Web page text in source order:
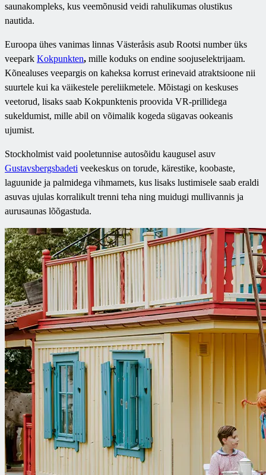
saunakompleks, kus veemõnusid veidi rahulikumas olustikus
nautida.
Euroopa ühes vanimas linnas Västeråsis asub Rootsi number üks
veepark Kokpunkten, mille koduks on endine soojuselektrijaam.
Kõnealuses veepargis on kaheksa korrust erinevaid atraktsioone nii
suurtele kui ka väikestele pereliikmetele. Mõistagi on keskuses
veetorud, lisaks saab Kokpunktenis proovida VR-prillidega
sukeldumist, mille abil on võimalik kogeda sügavas ookeanis
ujumist.
Stockholmist vaid pooletunnise autosõidu kaugusel asuv
Gustavsbergsbadeti veekeskus on torude, kärestike, koobaste,
laguunide ja palmidega vihmamets, kus lisaks lustimisele saab eraldi
asuvas ujulas korralikult trenni teha ning muidugi mullivannis ja
aurusaunas lõõgastuda.